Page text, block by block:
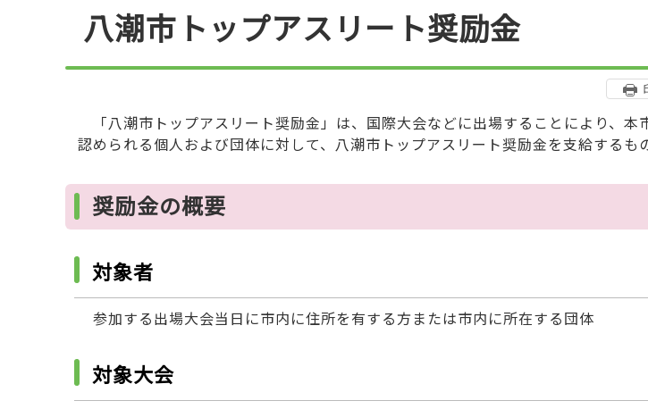
八潮市トップアスリート奨励金
「八潮市トップアスリート奨励金」は、国際大会などに出場することにより、本
認められる個人および団体に対して、八潮市トップアスリート奨励金を支給するも
奨励金の概要
対象者
参加する出場大会当日に市内に住所を有する方または市内に所在する団体
対象大会